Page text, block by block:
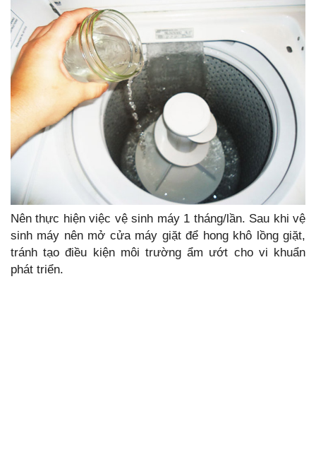
Nên thực hiện việc vệ sinh máy 1 tháng/lần. Sau khi vệ
sinh máy nên mở cửa máy giặt để hong khô lồng giặt,
tránh tạo điều kiện môi trường ẩm ướt cho vi khuẩn
phát triển.